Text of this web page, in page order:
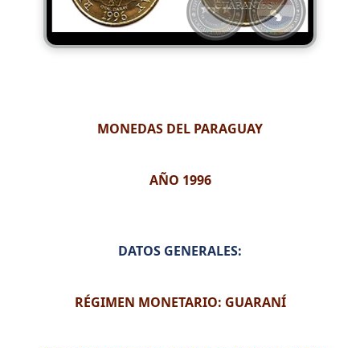
MONEDAS DEL PARAGUAY
AÑO 1996
DATOS GENERALES:
RÉGIMEN MONETARIO: GUARANÍ